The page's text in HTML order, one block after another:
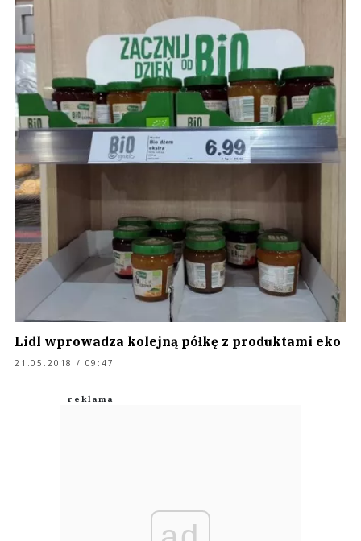
Lidl wprowadza kolejną półkę z produktami eko
21.05.2018 / 09:47